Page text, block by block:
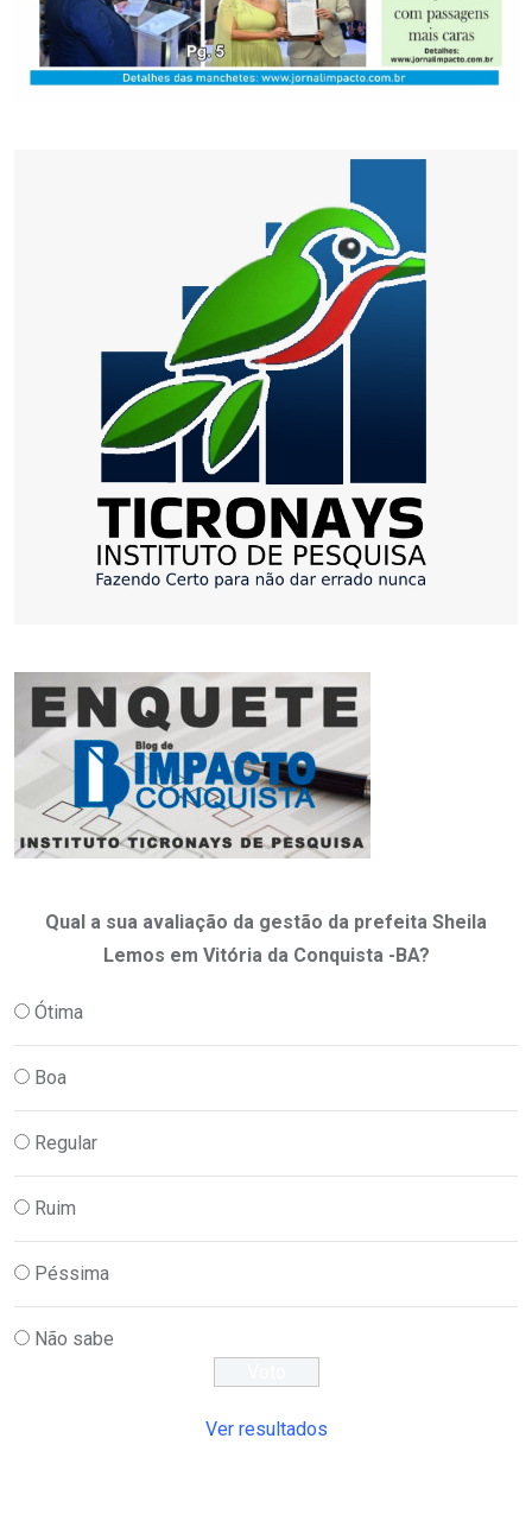
Qual a sua avaliação da gestão da prefeita Sheila
Lemos em Vitória da Conquista -BA?
Ótima
Boa
Regular
Ruim
Péssima
Não sabe
Ver resultados